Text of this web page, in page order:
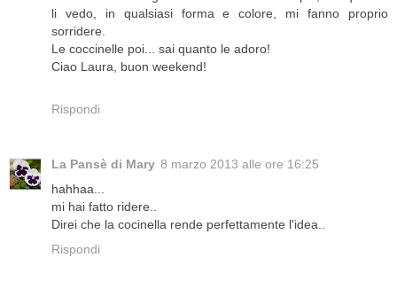
li vedo, in qualsiasi forma e colore, mi fanno proprio
sorridere.
Le coccinelle poi... sai quanto le adoro!
Ciao Laura, buon weekend!
Rispondi
La Pansè di Mary 8 marzo 2013 alle ore 16:25
hahhaa...
mi hai fatto ridere..
Direi che la cocinella rende perfettamente l'idea..
Rispondi